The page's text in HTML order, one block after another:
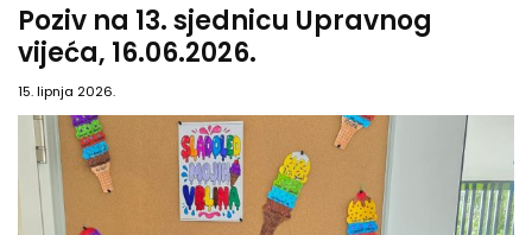
Poziv na 13. sjednicu Upravnog
vijeća, 16.06.2026.
15. lipnja 2026.